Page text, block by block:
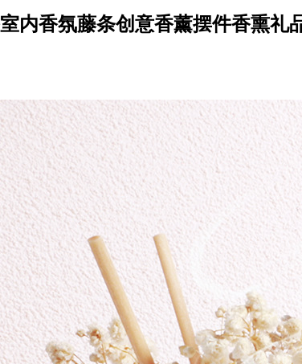
内香氛藤条创意香薰摆件香熏礼